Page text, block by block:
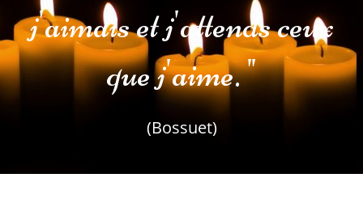
j'aimais et j'attends ceux
que j'aime. "
(Bossuet)